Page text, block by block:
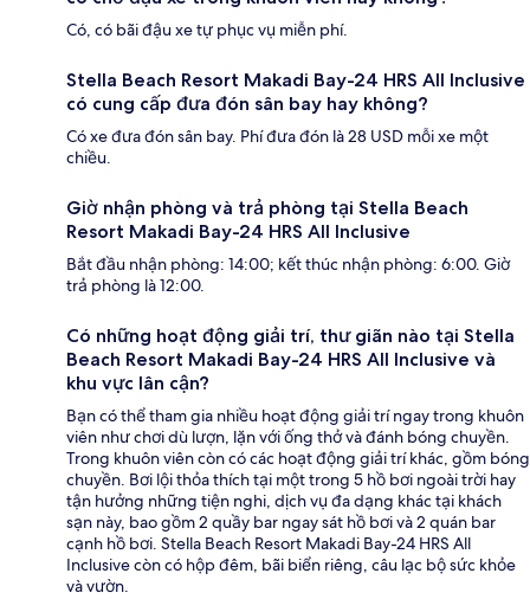
Có, có bãi đậu xe tự phục vụ miễn phí.
Stella Beach Resort Makadi Bay-24 HRS All Inclusive
có cung cấp đưa đón sân bay hay không?
Có xe đưa đón sân bay. Phí đưa đón là 28 USD mỗi xe một
chiều.
Giờ nhận phòng và trả phòng tại Stella Beach
Resort Makadi Bay-24 HRS All Inclusive
Bắt đầu nhận phòng: 14:00; kết thúc nhận phòng: 6:00. Giờ
trả phòng là 12:00.
Có những hoạt động giải trí, thư giãn nào tại Stella
Beach Resort Makadi Bay-24 HRS All Inclusive và
khu vực lân cận?
Bạn có thể tham gia nhiều hoạt động giải trí ngay trong khuôn
viên như chơi dù lượn, lặn với ống thở và đánh bóng chuyền.
Trong khuôn viên còn có các hoạt động giải trí khác, gồm bóng
chuyền. Bơi lội thỏa thích tại một trong 5 hồ bơi ngoài trời hay
tận hưởng những tiện nghi, dịch vụ đa dạng khác tại khách
sạn này, bao gồm 2 quầy bar ngay sát hồ bơi và 2 quán bar
cạnh hồ bơi. Stella Beach Resort Makadi Bay-24 HRS All
Inclusive còn có hộp đêm, bãi biển riêng, câu lạc bộ sức khỏe
và vườn.